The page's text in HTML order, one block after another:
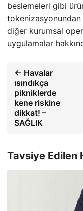
beslemeleri gibi
diğer kurumsal
uygulamalar
← Havalar
ısındıkça
pikniklerde
kene riskine
dikkat! –
SAĞLIK
Tavsiye Edilen